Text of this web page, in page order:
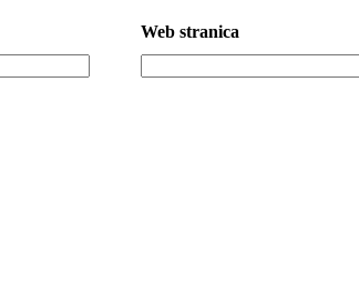
Web stranica